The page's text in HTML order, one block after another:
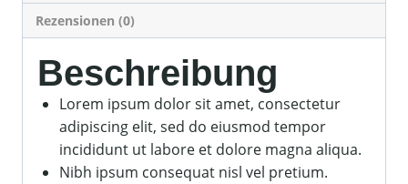
Rezensionen (0)
Beschreibung
Lorem ipsum dolor sit amet, consectetur
adipiscing elit, sed do eiusmod tempor
incididunt ut labore et dolore magna aliqua.
Nibh ipsum consequat nisl vel pretium.